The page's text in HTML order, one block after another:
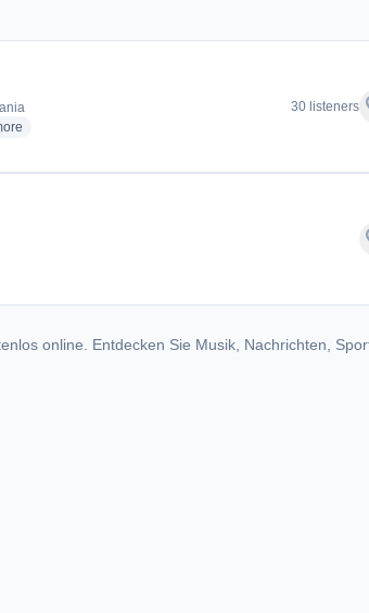
genres for Muscel FM
30 listeners
online. Entdecken Sie Musik, Nachrichten,